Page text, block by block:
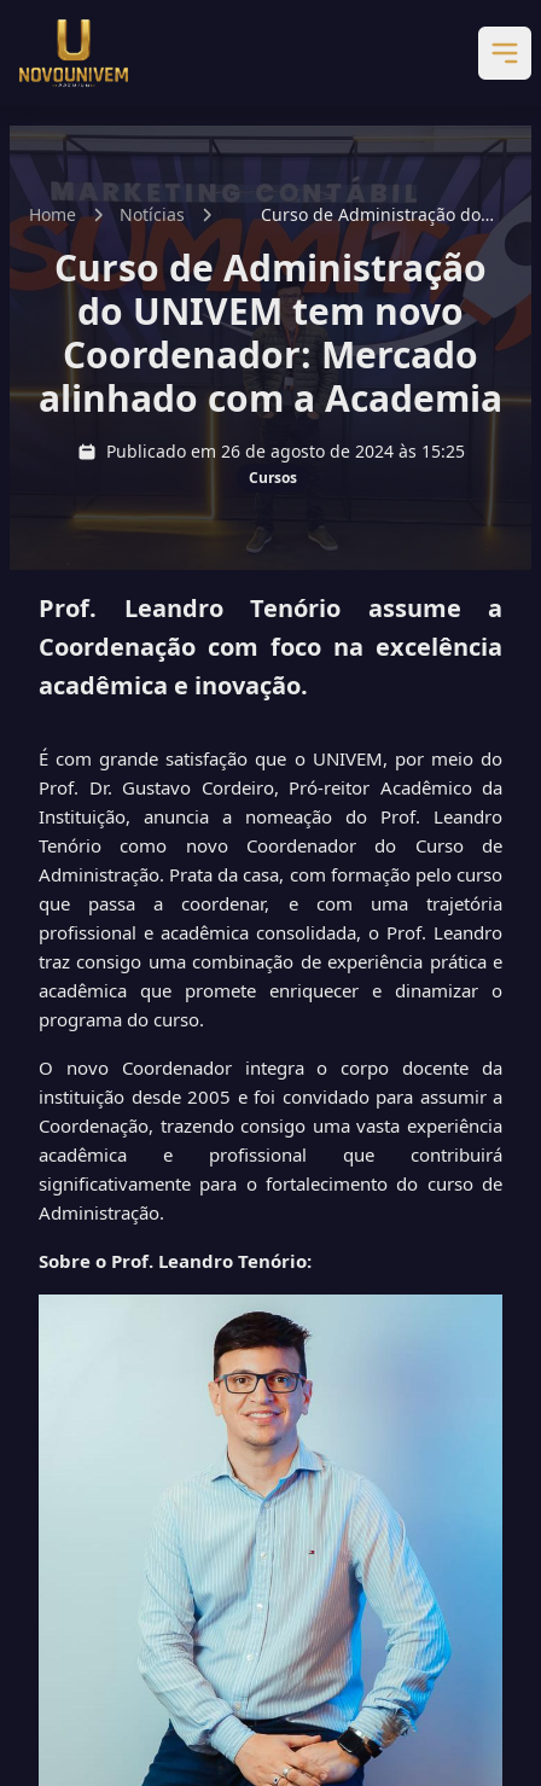
Home Notícias
Curso de Administração do
UNIVEM tem novo Coordenador:
Mercado alinhado com a
Academia
Curso de Administração
do UNIVEM tem novo
Coordenador: Mercado
alinhado com a Academia
Publicado em 26 de agosto de 2024 às 15:25
Cursos
Prof. Leandro Tenório assume a
Coordenação com foco na excelência
acadêmica e inovação.
É com grande satisfação que o UNIVEM, por meio do
Prof. Dr. Gustavo Cordeiro, Pró-reitor Acadêmico da
Instituição, anuncia a nomeação do Prof. Leandro
Tenório como novo Coordenador do Curso de
Administração. Prata da casa, com formação pelo curso
que passa a coordenar, e com uma trajetória
profissional e acadêmica consolidada, o Prof. Leandro
traz consigo uma combinação de experiência prática e
acadêmica que promete enriquecer e dinamizar o
programa do curso.
O novo Coordenador integra o corpo docente da
instituição desde 2005 e foi convidado para assumir a
Coordenação, trazendo consigo uma vasta experiência
acadêmica e profissional que contribuirá
significativamente para o fortalecimento do curso de
Administração.
Sobre o Prof. Leandro Tenório: